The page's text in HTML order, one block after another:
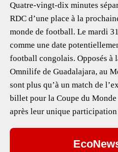
Quatre-vingt-dix minutes
RDC d’une place à la
monde de football. Le mardi
comme une date
football congolais. Opposés à
Omnilife de Guadalajara, au
sont plus qu’à un match de
billet pour la Coupe du
après leur unique